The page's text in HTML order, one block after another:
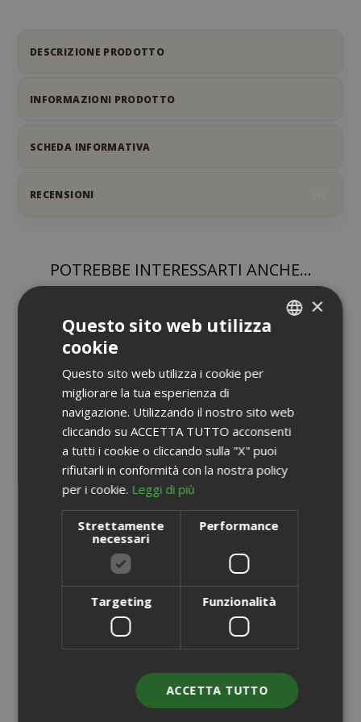
DESCRIZIONE PRODOTTO
INFORMAZIONI PRODOTTO
SCHEDA INFORMATIVA
RECENSIONI
POTREBBE INTERESSARTI ANCHE...
Capsule Saida Gusto Espresso Compatibili con
0,176 € al pezzo
×
Questo sito web utilizza
cookie
Questo sito web utilizza i cookie per
migliorare la tua esperienza di
navigazione. Utilizzando il nostro sito web
cliccando su ACCETTA TUTTO acconsenti
a tutti i cookie o cliccando sulla "X" puoi
rifiutarli in conformità con la nostra policy
per i cookie. Leggi di più
Strettamente
necessari
Performance
Targeting Funzionalità
ACCETTA TUTTO